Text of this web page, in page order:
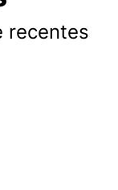
recentes